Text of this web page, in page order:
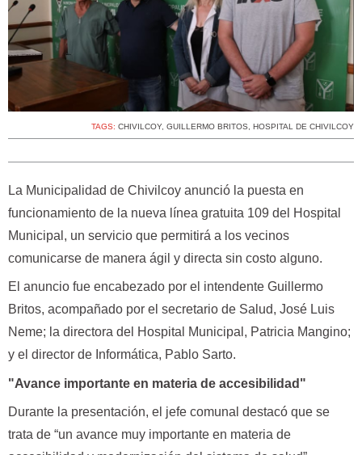
TAGS: CHIVILCOY, GUILLERMO BRITOS, HOSPITAL DE CHIVILCOY
La Municipalidad de Chivilcoy anunció la puesta en
funcionamiento de la nueva línea gratuita 109 del Hospital
Municipal, un servicio que permitirá a los vecinos
comunicarse de manera ágil y directa sin costo alguno.
El anuncio fue encabezado por el intendente Guillermo
Britos, acompañado por el secretario de Salud, José Luis
Neme; la directora del Hospital Municipal, Patricia Mangino;
y el director de Informática, Pablo Sarto.
"Avance importante en materia de accesibilidad"
Durante la presentación, el jefe comunal destacó que se
trata de “un avance muy importante en materia de